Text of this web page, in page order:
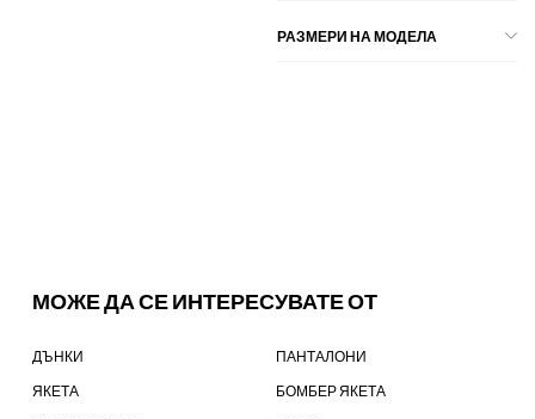
РАЗМЕРИ НА МОДЕЛА
МОЖЕ ДА СЕ ИНТЕРЕСУВАТЕ ОТ
ДЪНКИ ПАНТАЛОНИ
ЯКЕТА БОМБЕР ЯКЕТА